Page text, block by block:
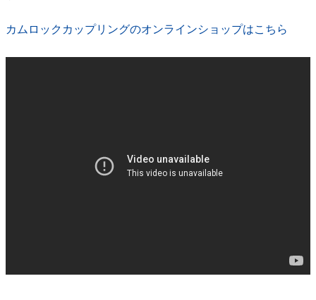
カムロックカップリングのオンラインショップはこちら